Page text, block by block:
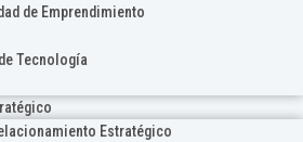
de Emprendimiento
Tecnología
Estratégico